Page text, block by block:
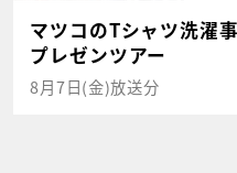
マツコのTシャツ洗濯
プレゼンツアー
8月7日(金)放送分